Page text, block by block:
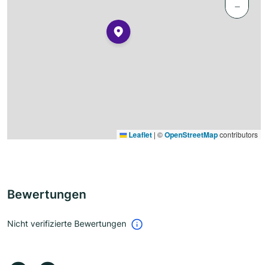
−
Leaflet | ©OpenStreetMapcontributors
Bewertungen
Nicht verifizierte Bewertungen